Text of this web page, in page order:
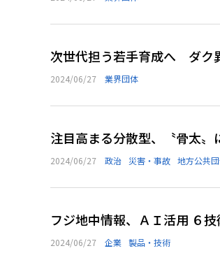
次世代担う若手育成へ ダク
2024/06/27 業界団体
注目高まる分散型、〝骨太
2024/06/27 政治 災害・事故 地方公共団
フジ地中情報、ＡＩ活用 ６
2024/06/27 企業 製品・技術